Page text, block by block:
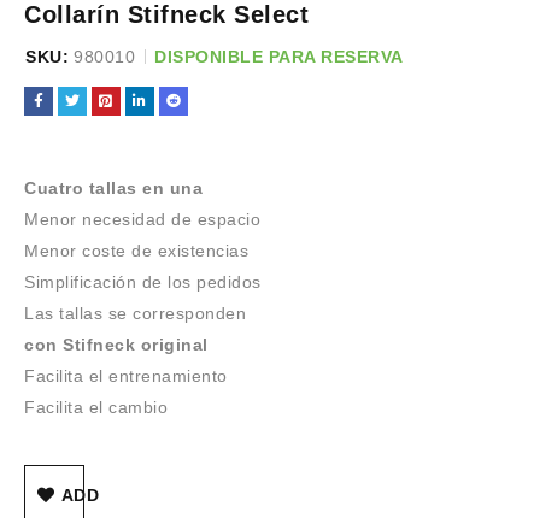
Collarín Stifneck Select
SKU: 980010 DISPONIBLE PARA RESERVA
Cuatro tallas en una
Menor necesidad de espacio
Menor coste de existencias
Simplificación de los pedidos
Las tallas se corresponden
con Stifneck original
Facilita el entrenamiento
Facilita el cambio
ADD